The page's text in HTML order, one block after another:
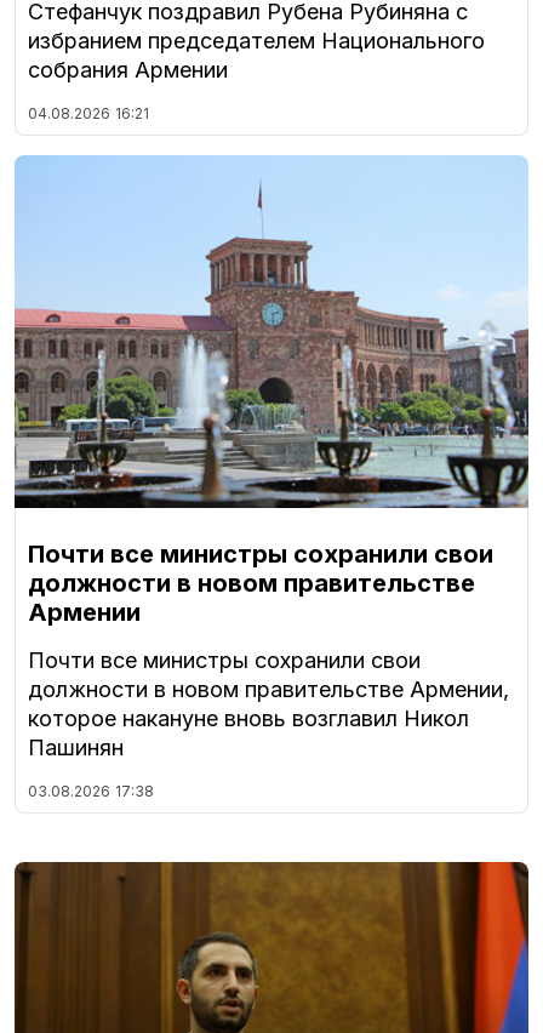
Стефанчук поздравил Рубена Рубиняна с
избранием председателем Национального
собрания Армении
04.08.2026 16:21
Почти все министры сохранили свои
должности в новом правительстве
Армении
Почти все министры сохранили свои
должности в новом правительстве Армении,
которое накануне вновь возглавил Никол
Пашинян
03.08.2026 17:38